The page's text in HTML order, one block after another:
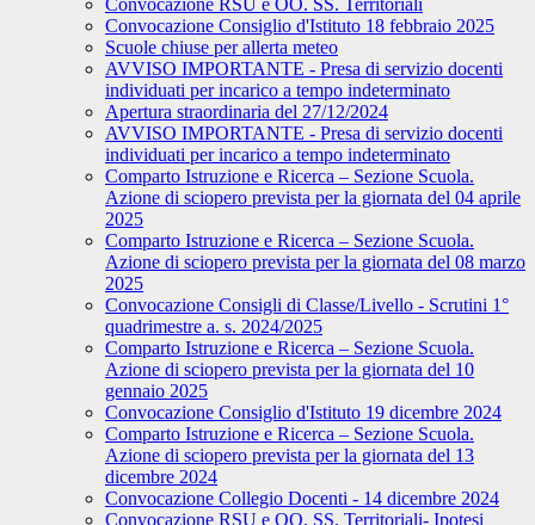
Convocazione RSU e OO. SS. Territoriali
Convocazione Consiglio d'Istituto 18 febbraio 2025
Scuole chiuse per allerta meteo
AVVISO IMPORTANTE - Presa di servizio docenti
individuati per incarico a tempo indeterminato
Apertura straordinaria del 27/12/2024
AVVISO IMPORTANTE - Presa di servizio docenti
individuati per incarico a tempo indeterminato
Comparto Istruzione e Ricerca – Sezione Scuola.
Azione di sciopero prevista per la giornata del 04 aprile
2025
Comparto Istruzione e Ricerca – Sezione Scuola.
Azione di sciopero prevista per la giornata del 08 marzo
2025
Convocazione Consigli di Classe/Livello - Scrutini 1°
quadrimestre a. s. 2024/2025
Comparto Istruzione e Ricerca – Sezione Scuola.
Azione di sciopero prevista per la giornata del 10
gennaio 2025
Convocazione Consiglio d'Istituto 19 dicembre 2024
Comparto Istruzione e Ricerca – Sezione Scuola.
Azione di sciopero prevista per la giornata del 13
dicembre 2024
Convocazione Collegio Docenti - 14 dicembre 2024
Convocazione RSU e OO. SS. Territoriali- Ipotesi